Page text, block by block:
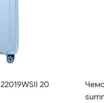
20